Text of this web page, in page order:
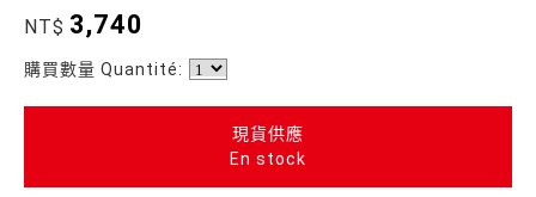
NT$ 3,740
購買數量 Quantité:
現貨供應
En stock